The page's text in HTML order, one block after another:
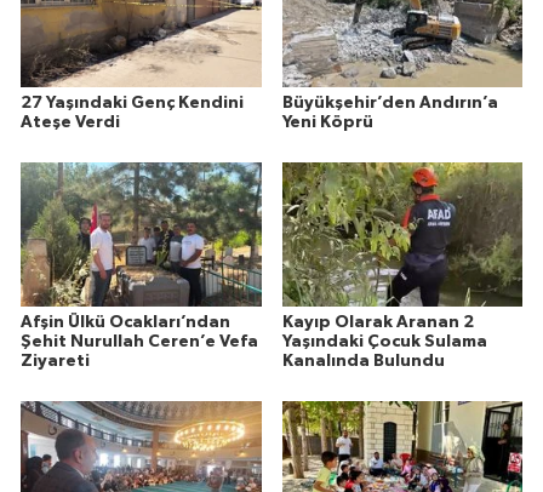
27 Yaşındaki Genç Kendini
Ateşe Verdi
Büyükşehir’den Andırın’a
Yeni Köprü
Afşin Ülkü Ocakları’ndan
Şehit Nurullah Ceren’e Vefa
Ziyareti
Kayıp Olarak Aranan 2
Yaşındaki Çocuk Sulama
Kanalında Bulundu